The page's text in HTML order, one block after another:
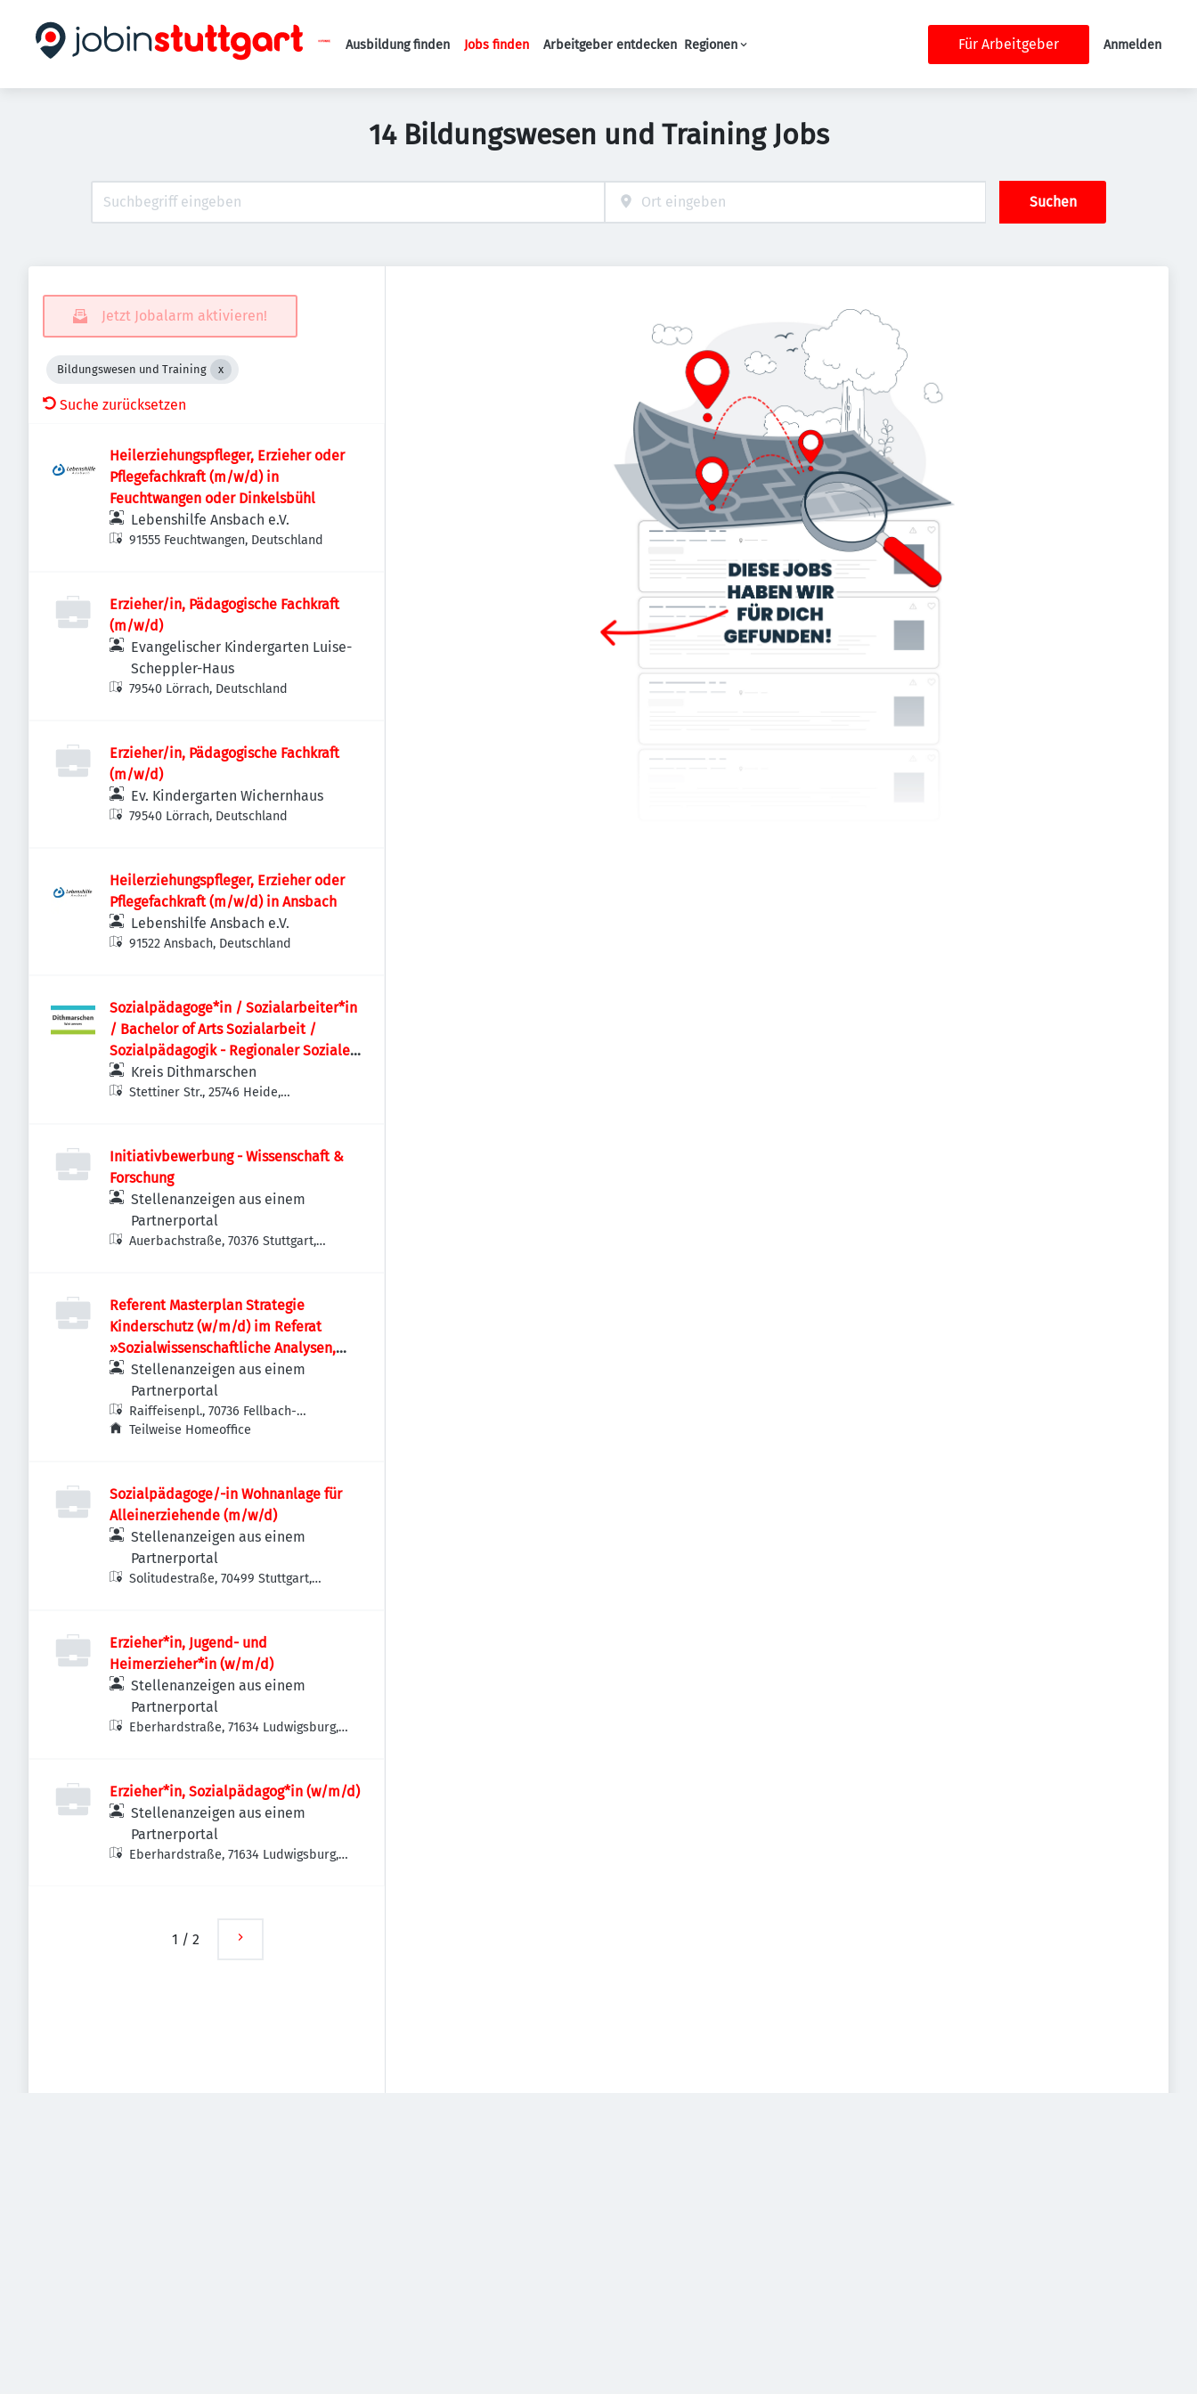
Haupt-Navigation
Ausbildung finden Jobs finden Arbeitgeber entdecken Regionen Für Arbeitgeber Anmelden
14 Bildungswesen und Training Jobs
Suchen
Jetzt Jobalarm aktivieren!
Bildungswesen und Training
Suche zurücksetzen
Heilerziehungspfleger, Erzieher oder
Pflegefachkraft (m/w/d) in
Feuchtwangen oder Dinkelsbühl
Lebenshilfe Ansbach e.V.
91555 Feuchtwangen, Deutschland
Erzieher/in, Pädagogische Fachkraft
(m/w/d)
Evangelischer Kindergarten Luise-
Scheppler-Haus
79540 Lörrach, Deutschland
Erzieher/in, Pädagogische Fachkraft
(m/w/d)
Ev. Kindergarten Wichernhaus
79540 Lörrach, Deutschland
Heilerziehungspfleger, Erzieher oder
Pflegefachkraft (m/w/d) in Ansbach
Lebenshilfe Ansbach e.V.
91522 Ansbach, Deutschland
Sozialpädagoge*in / Sozialarbeiter*in
/ Bachelor of Arts Sozialarbeit /
Sozialpädagogik - Regionaler Sozialer
DienstKreis Dithmarschen
Stettiner Str., 25746 Heide,
Initiativbewerbung - Wissenschaft &
Forschung
Stellenanzeigen aus einem
Partnerportal
Auerbachstraße, 70376 Stuttgart,
Referent Masterplan Strategie
Kinderschutz (w/m/d) im Referat
»Sozialwissenschaftliche Analysen,
Familien-Forschung Baden-
Württemberg,
Forschungsdatenzentrum«
Stellenanzeigen aus einem
Partnerportal
Raiffeisenpl., 70736 Fellbach-
Schmiden, Deutschland
Teilweise Homeoffice
Sozialpädagoge/-in Wohnanlage für
Alleinerziehende (m/w/d)
Stellenanzeigen aus einem
Partnerportal
Solitudestraße, 70499 Stuttgart,
Erzieher*in, Jugend- und
Heimerzieher*in (w/m/d)
Stellenanzeigen aus einem
Partnerportal
Eberhardstraße, 71634 Ludwigsburg,
Erzieher*in, Sozialpädagog*in (w/m/d)
Stellenanzeigen aus einem
Partnerportal
Eberhardstraße, 71634 Ludwigsburg,
1 / 2